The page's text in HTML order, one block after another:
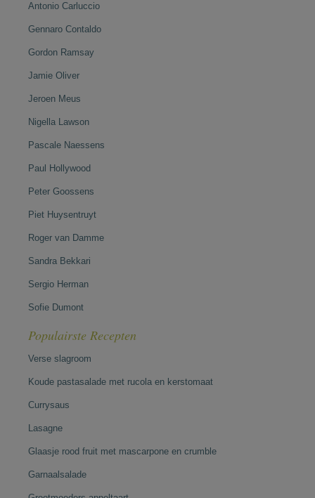
Antonio Carluccio
Gennaro Contaldo
Gordon Ramsay
Jamie Oliver
Jeroen Meus
Nigella Lawson
Pascale Naessens
Paul Hollywood
Peter Goossens
Piet Huysentruyt
Roger van Damme
Sandra Bekkari
Sergio Herman
Sofie Dumont
Populairste Recepten
Verse slagroom
Koude pastasalade met rucola en kerstomaat
Currysaus
Lasagne
Glaasje rood fruit met mascarpone en crumble
Garnaalsalade